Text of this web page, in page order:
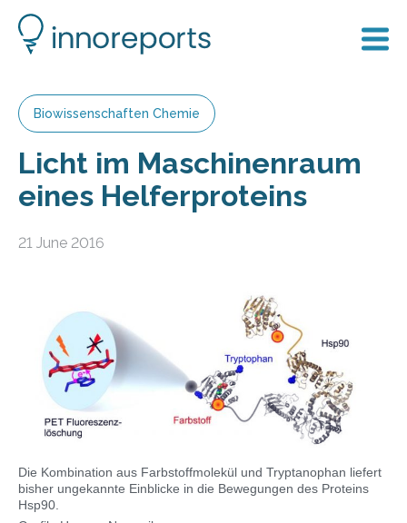
Biowissenschaften Chemie
Licht im Maschinenraum
eines Helferproteins
21 June 2016
Die Kombination aus Farbstoffmolekül und Tryptanophan liefert
bisher ungekannte Einblicke in die Bewegungen des Proteins
Hsp90.